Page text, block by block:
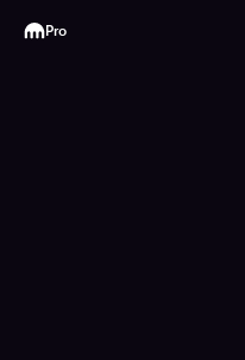
Kraken
Pro